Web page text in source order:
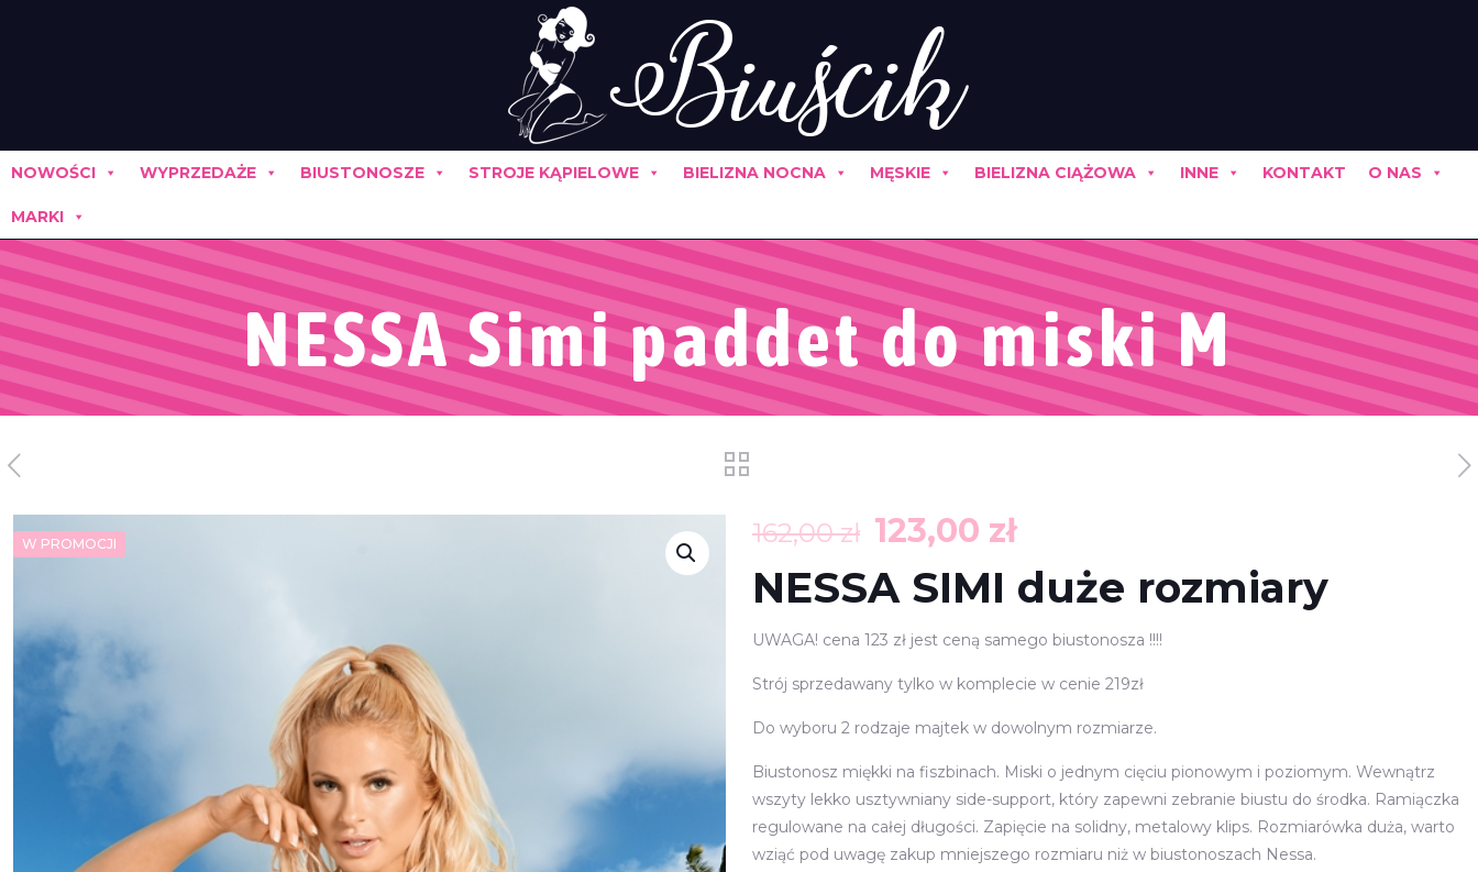
NOWOŚCI WYPRZEDAŻE BIUSTONOSZE STROJE KĄPIELOWE BIELIZNA NOCNA MĘSKIE BIELIZNA CIĄŻOWA INNE KONTAKT O NAS
MARKI
NESSA Simi paddet do miski M
W PROMOCJI 162,00zł Pierwotna
cena
wynosiła:
162,00 zł.
123,00 złAktualna
cena
wynosi:
123,00 zł.
NESSA SIMI duże rozmiary
UWAGA! cena 123 zł jest ceną samego biustonosza !!!!
Strój sprzedawany tylko w komplecie w cenie 219zł
Do wyboru 2 rodzaje majtek w dowolnym rozmiarze.
Biustonosz miękki na fiszbinach. Miski o jednym cięciu pionowym i poziomym. Wewnątrz
wszyty lekko usztywniany side-support, który zapewni zebranie biustu do środka. Ramiączka
regulowane na całej długości. Zapięcie na solidny, metalowy klips. Rozmiarówka duża, warto
wziąć pod uwagę zakup mniejszego rozmiaru niż w biustonoszach Nessa.